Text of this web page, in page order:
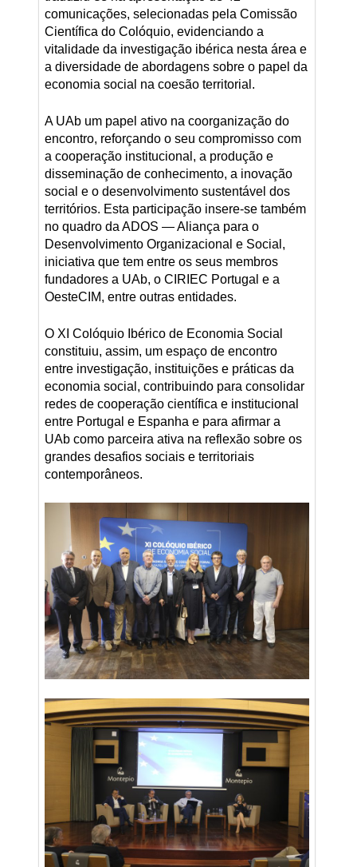
comunicações, selecionadas pela Comissão
Científica do Colóquio, evidenciando a
vitalidade da investigação ibérica nesta área e
a diversidade de abordagens sobre o papel da
economia social na coesão territorial.
A UAb um papel ativo na coorganização do
encontro, reforçando o seu compromisso com
a cooperação institucional, a produção e
disseminação de conhecimento, a inovação
social e o desenvolvimento sustentável dos
territórios. Esta participação insere-se também
no quadro da ADOS — Aliança para o
Desenvolvimento Organizacional e Social,
iniciativa que tem entre os seus membros
fundadores a UAb, o CIRIEC Portugal e a
OesteCIM, entre outras entidades.
O XI Colóquio Ibérico de Economia Social
constituiu, assim, um espaço de encontro
entre investigação, instituições e práticas da
economia social, contribuindo para consolidar
redes de cooperação científica e institucional
entre Portugal e Espanha e para afirmar a
UAb como parceira ativa na reflexão sobre os
grandes desafios sociais e territoriais
contemporâneos.